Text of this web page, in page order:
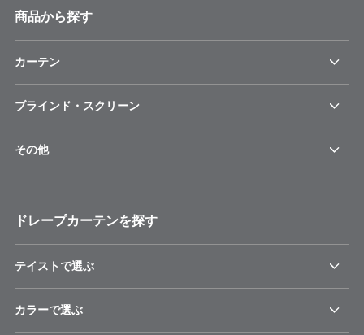
商品から探す
カーテン
ブラインド・スクリーン
その他
ドレープカーテンを探す
テイストで選ぶ
カラーで選ぶ